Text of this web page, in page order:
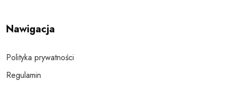
Nawigacja
Polityka prywatności
Regulamin